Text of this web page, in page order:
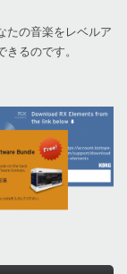
たの音楽をレベルア
るのです。